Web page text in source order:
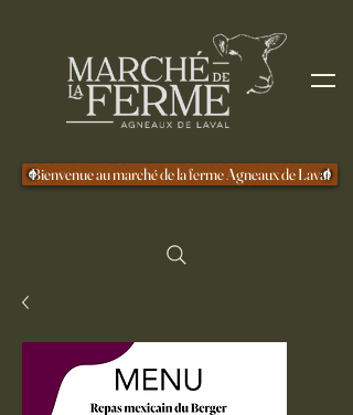
Bienvenue au marché de la ferme Agneaux de Laval